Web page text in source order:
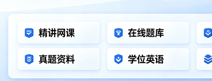
题库训练